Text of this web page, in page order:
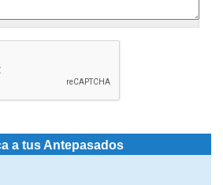
a tus Antepasados